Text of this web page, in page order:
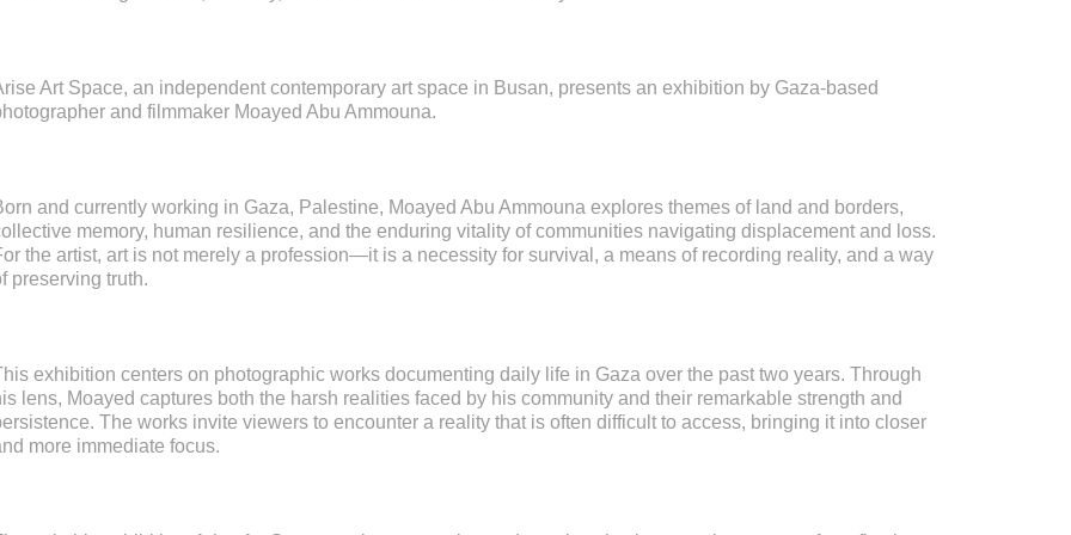
Art Space, an independent contemporary art space in Busan, presents an exhibition by Gaza-based
and filmmaker Moayed Abu Ammouna.
and currently working in Gaza, Palestine, Moayed Abu Ammouna explores themes of land and borders,
memory, human resilience, and the enduring vitality of communities navigating displacement and loss.
the artist, art is not merely a profession—it is a necessity for survival, a means of recording reality, and a way
preserving truth.
exhibition centers on photographic works documenting daily life in Gaza over the past two years. Through
lens, Moayed captures both the harsh realities faced by his community and their remarkable strength and
The works invite viewers to encounter a reality that is often difficult to access, bringing it into closer
more immediate focus.